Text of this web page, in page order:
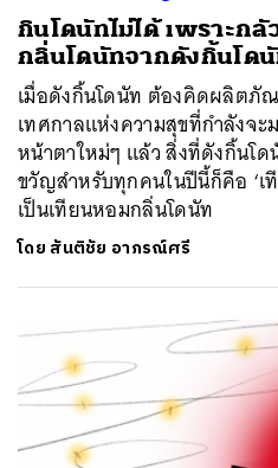
กินโดนัทไม่ได้ เพราะก
กลิ่นโดนัทจากดังกิ้นโด
เมื่อดังกิ้นโดนัท ต้องคิดผลิตภั
เทศกาลแห่งความสุขที่กำลังจ
หน้าตาใหม่ๆ แล้ว สิ่งที่ดังกิ้นโด
ขวัญสำหรับทุกคนในปีนี้ก็คือ ‘เ
เป็นเทียนหอมกลิ่นโดนัท
โดย สันติชัย อาภรณ์ศรี